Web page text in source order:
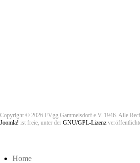
Copyright © 2026 FVgg Gammelsdorf e.V. 1946. Alle
Joomla! ist freie, unter der GNU/GPL-Lizenz
Home